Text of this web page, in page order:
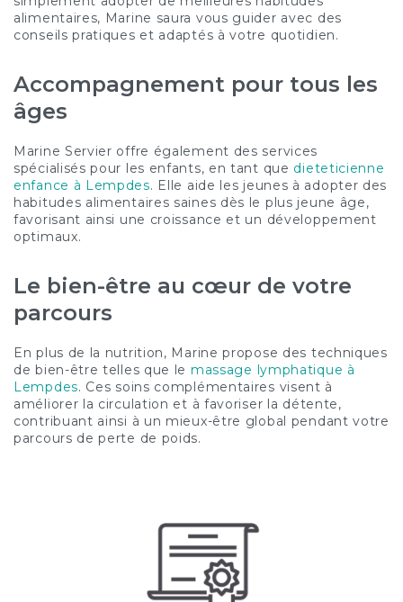
alimentaires, Marine saura vous guider avec des
conseils pratiques et adaptés à votre quotidien.
Accompagnement pour tous les
âges
Marine Servier offre également des services
spécialisés pour les enfants, en tant que dieteticienne
enfance à Lempdes. Elle aide les jeunes à adopter des
habitudes alimentaires saines dès le plus jeune âge,
favorisant ainsi une croissance et un développement
optimaux.
Le bien-être au cœur de votre
parcours
En plus de la nutrition, Marine propose des techniques
de bien-être telles que le massage lymphatique à
Lempdes. Ces soins complémentaires visent à
améliorer la circulation et à favoriser la détente,
contribuant ainsi à un mieux-être global pendant votre
parcours de perte de poids.